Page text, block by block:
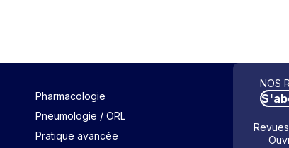
Pharmacologie
Pneumologie / ORL
Pratique avancée
NOS